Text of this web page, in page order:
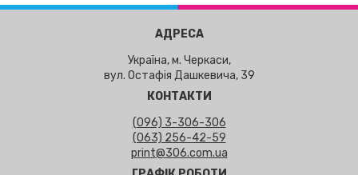
АДРЕСА
Україна, м. Черкаси,
вул. Остафія Дашкевича, 39
КОНТАКТИ
(096) 3-306-306
(063) 256-42-59
print@306.com.ua